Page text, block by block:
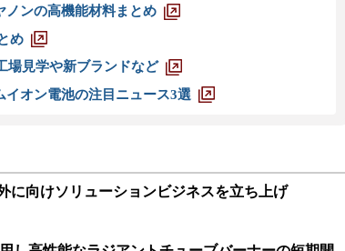
ノンの高機能材料まとめ
め
見学や新ブランドなど
イオン電池の注目ニュース3選
に向けソリューションビジネスを立ち上げ